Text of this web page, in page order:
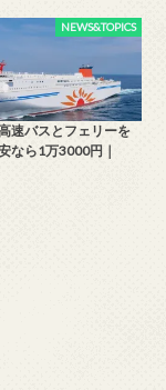
NEWS&TOPICS
速バスとフェリーを
なら1万3000円｜